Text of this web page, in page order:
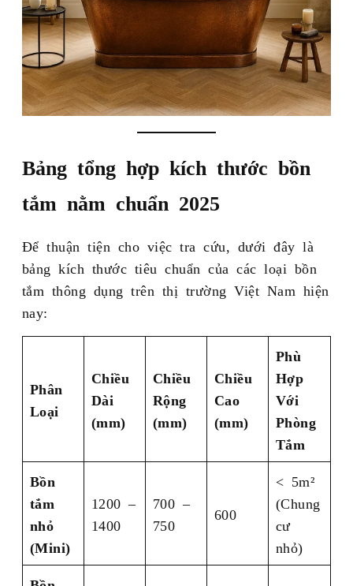
Bảng tổng hợp kích thước bồn
tắm nằm chuẩn 2025
Để thuận tiện cho việc tra cứu, dưới đây là
bảng kích thước tiêu chuẩn của các loại bồn
tắm thông dụng trên thị trường Việt Nam hiện
nay:
Phân
Loại
Chiều
Dài
(mm)
Chiều
Rộng
(mm)
Chiều
Cao
(mm)
Phù
Hợp
Với
Phòng
Tắm
Bồn
tắm
nhỏ
(Mini)
1200 –
1400
700 –
750
600
< 5m²
(Chung
cư
nhỏ)